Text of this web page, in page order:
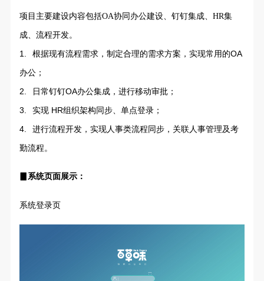
项目主要建设内容包括OA协同办公建设、钉钉集成、HR集
成、流程开发。
1.
根据现有流程需求，制定合理的需求方案，实现常用的OA
办公；
2.
日常钉钉OA办公集成，进行移动审批；
3.
实现 HR组织架构同步、单点登录；
4.
进行流程开发，实现人事类流程同步，关联人事管理及考
勤流程。
▊系统页面展示：
系统登录页